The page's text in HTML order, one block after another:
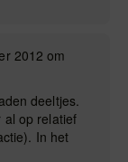
2012 om
deeltjes.
al op relatief
In het